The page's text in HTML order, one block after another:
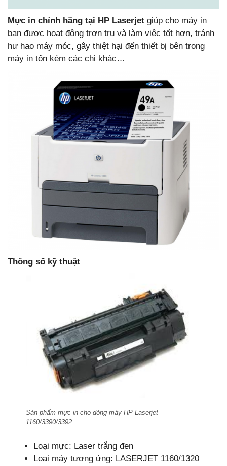
Mực in chính hãng tại HP Laserjet giúp cho máy in
bạn được hoạt động trơn tru và làm việc tốt hơn, tránh
hư hao máy móc, gây thiệt hại đến thiết bị bên trong
máy in tốn kém các chi khác…
Thông số kỹ thuật
Sản phẩm mực in cho dòng máy HP Laserjet
1160/3390/3392.
Loại mực: Laser trắng đen
Loại máy tương ứng: LASERJET 1160/1320